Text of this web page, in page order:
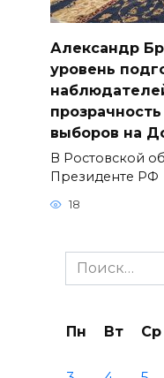
Александр
уровень
выборов на
В Ростовской
Президенте РФ
18
Search
for:
Пн Вт Ср